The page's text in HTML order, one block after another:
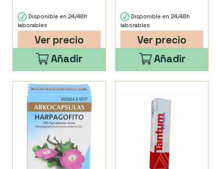
Disponible en 24/48h
laborables
Ver precio
Añadir
Disponible en 24/48h
laborables
Ver precio
Añadir